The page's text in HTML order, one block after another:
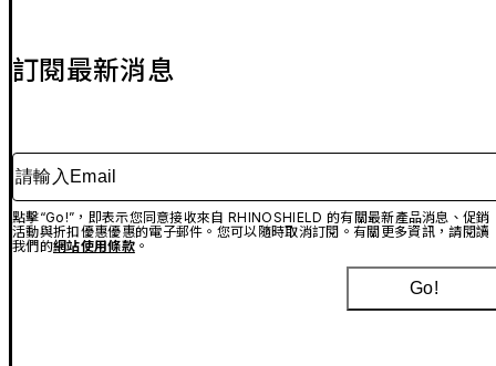
訂閱最新消息
請輸入Email
點擊“Go!”，即表示您同意接收來自 RHINOSHIELD 的有關最新產品消息、促銷
活動與折扣優惠優惠的電子郵件。您可以隨時取消訂閱。有關更多資訊，請閱讀
我們的網站使用條款。
Go!